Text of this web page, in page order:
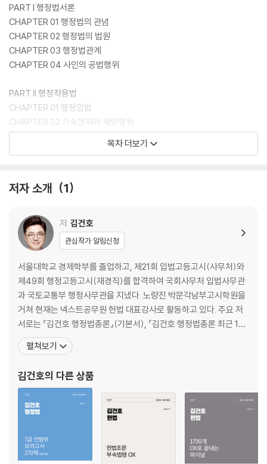
최소한 최신 1년간의 기출문제는 꼭 풀어 보시고 시험에 임하시기를 바랍
니다.
제 교재가 디딤돌이 되어 여러분들이 꿈에 한 발짝 더 다가갈 수 있기를 진
심으로 기원합니다.
PART I 행정법서론
CHAPTER 01 행정법의 관념
CHAPTER 02 행정법의 법원
CHAPTER 03 행정법관계
CHAPTER 04 사인의 공법행위
PART II 행정작용법
CHAPTER 01 행정입법
CHAPTER 02 기속행위와 재량행위
CHAPTER 03 법률행위와 준법률행위
CHAPTER 04 행정행위의 성립과 효력
CHAPTER 07 행정행위의 부관
CHAPTER 09 기타 행정작용
PART III 행정절차
CHAPTER 01 행정절차
PART IV 행정의 실효성 확보수단
CHAPTER 01 행정상 강제집행
CHAPTER 02 행정상 즉시강제
CHAPTER 03 행정벌
CHAPTER 04 새로운 실효성 확보수단
PART V 행정소송
CHAPTER 01 행정소송
CHAPTER 02 소송요건
CHAPTER 04 본안심리
CHAPTER 05 판결
목차 더보기
저자 소개 1
저 김건호
관심작가 알림신청
서울대학교 경제학부를 졸업하고, 제21회 입법고등고시(사무처)와
제49회 행정고등고시(재경직)를 합격하여 국회사무처 입법사무관
과 국토교통부 행정사무관을 지냈다. 노량진 박문각남부고시학원을
거쳐 현재는 넥스트공무원 헌법 대표강사로 활동하고 있다. 주요 저
서로는 『김건호 행정법총론』(기본서), 『김건호 행정법총론 최근 10
년 단원별 기출문제집』, 『김건호 행정법총론 최신 1년 단원별 기출문
제집』, 『김건호 행정법총론 이론완성 보충자료집』, 『김건호 행정법총
OX』, 『김건호 행정법총론 진도별 모의고사 360제』,
펼쳐보기
김건호의 다른 상품